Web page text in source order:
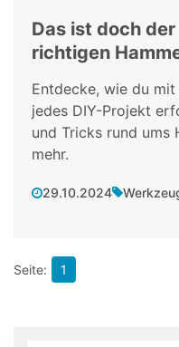
Das ist doch
richtigen
Entdecke, wie du
jedes DIY-Projekt
und Tricks rund ums
mehr.
29.10.2024
1